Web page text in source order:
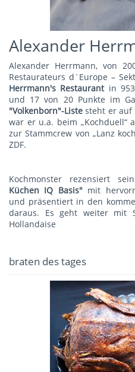
Alexander
Alexander Herrmann, von
Restaurateurs d´Europe –
Herrmann's Restaurant in
und 17 von 20 Punkte im
"Volkenborn"-Liste steht er auf
war er u.a. beim „Kochduell“
zur Stammcrew von „Lanz
ZDF.
Kochmonster rezensiert
Küchen IQ Basis" mit
und präsentiert in den
daraus. Es geht weiter mit
Hollandaise
braten des tages